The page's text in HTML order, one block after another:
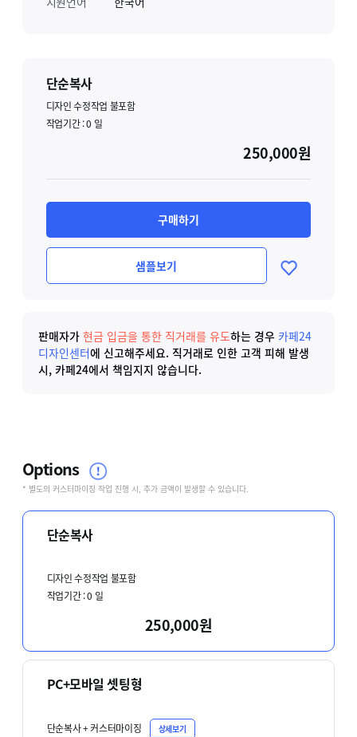
Options
* 별도의 커스터마이징 작업 진행 시, 추가 금액이 발생할 수 있습니다.
단순복사
디자인 수정작업 불포함
작업기간 :0 일
250,000원
PC+모바일 셋팅형
단순복사 + 커스터마이징 상세보기
단순복사
디자인 수정작업 불포함
작업기간 :0 일
250,000원
구매하기
샘플보기
판매자가 현금 입금을 통한 직거래를 유도하는 경우 카페24
디자인센터에 신고해주세요. 직거래로 인한 고객 피해 발생
시, 카페24에서 책임지지 않습니다.